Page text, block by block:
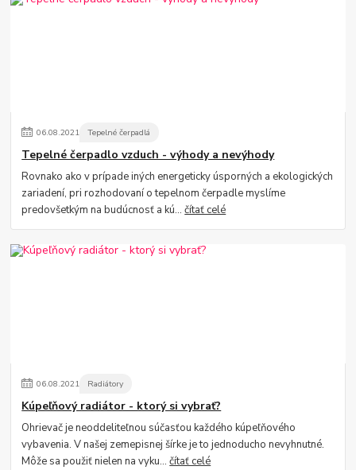
06.08.2021 Tepelné čerpadlá
Tepelné čerpadlo vzduch - výhody a nevýhody
Rovnako ako v prípade iných energeticky úsporných a ekologických
zariadení, pri rozhodovaní o tepelnom čerpadle myslíme
predovšetkým na budúcnosť a kú...čítať celé
06.08.2021 Radiátory
Kúpeľňový radiátor - ktorý si vybrať?
Ohrievač je neoddeliteľnou súčasťou každého kúpeľňového
vybavenia. V našej zemepisnej šírke je to jednoducho nevyhnutné.
Môže sa použiť nielen na vyku...čítať celé